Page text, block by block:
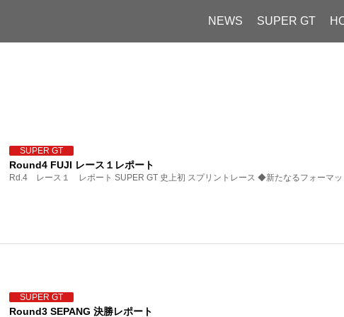
NEWS SUPER GT
SUPER GT
Round4 FUJI レース１レポート
Rd.4 レース１ レポート SUPER GT 史上初 スプリントレース ◆新たなるフォーマッ
SUPER GT
Round3 SEPANG 決勝レポート